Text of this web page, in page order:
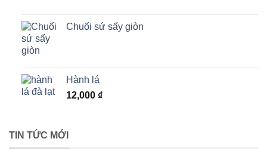
Chuối sứ sấy giòn
Hành lá
12,000 ₫
TIN TỨC MỚI